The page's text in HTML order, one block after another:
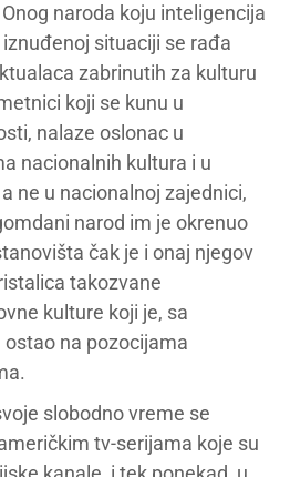
naroda koju inteligencija
situaciji se rađa
zabrinutih za kulturu
koji se kunu u
nalaze oslonac u
nacionalnih kultura i u
ne u nacionalnoj zajednici,
narod im je okrenuo
čak je i onaj njegov
takozvane
kulture koji je, sa
na pozocijama
slobodno vreme se
tv-serijama koje su